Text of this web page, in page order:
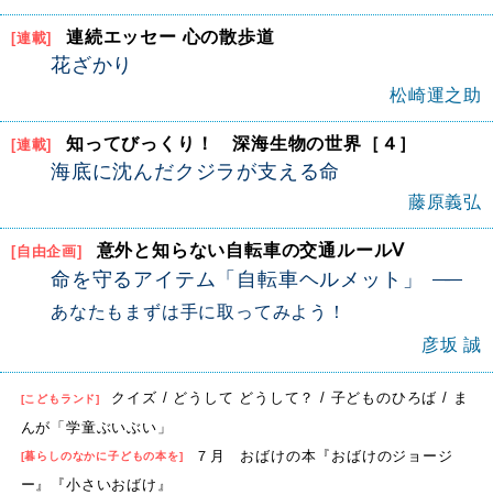
[連載] 連続エッセー 心の散歩道
花ざかり
松崎運之助
[連載] 知ってびっくり！ 深海生物の世界［４］
海底に沈んだクジラが支える命
藤原義弘
[自由企画] 意外と知らない自転車の交通ルールⅤ
命を守るアイテム「自転車ヘルメット」
あなたもまずは手に取ってみよう！
彦坂 誠
[こどもランド]
クイズ / どうして どうして？ / 子どものひろば / ま
んが「学童ぶいぶい」
[暮らしのなかに子どもの本を]
７月 おばけの本『おばけのジョージ
ー』『小さいおばけ』